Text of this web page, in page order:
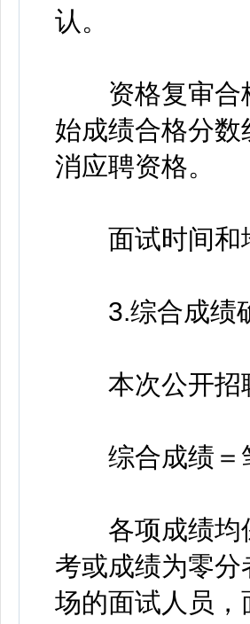
认。
资格复审合格
始成绩合格分
消应聘资格。
面试时间和
3.综合成绩
本次公开招聘
综合成绩＝
各项成绩均保
考或成绩为零
场的面试人员